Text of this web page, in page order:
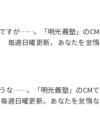
すが……。「明光義塾」のCM
毎週日曜更新。あなたを怠惰
な……。「明光義塾」のCMで
週日曜更新。あなたを怠惰な